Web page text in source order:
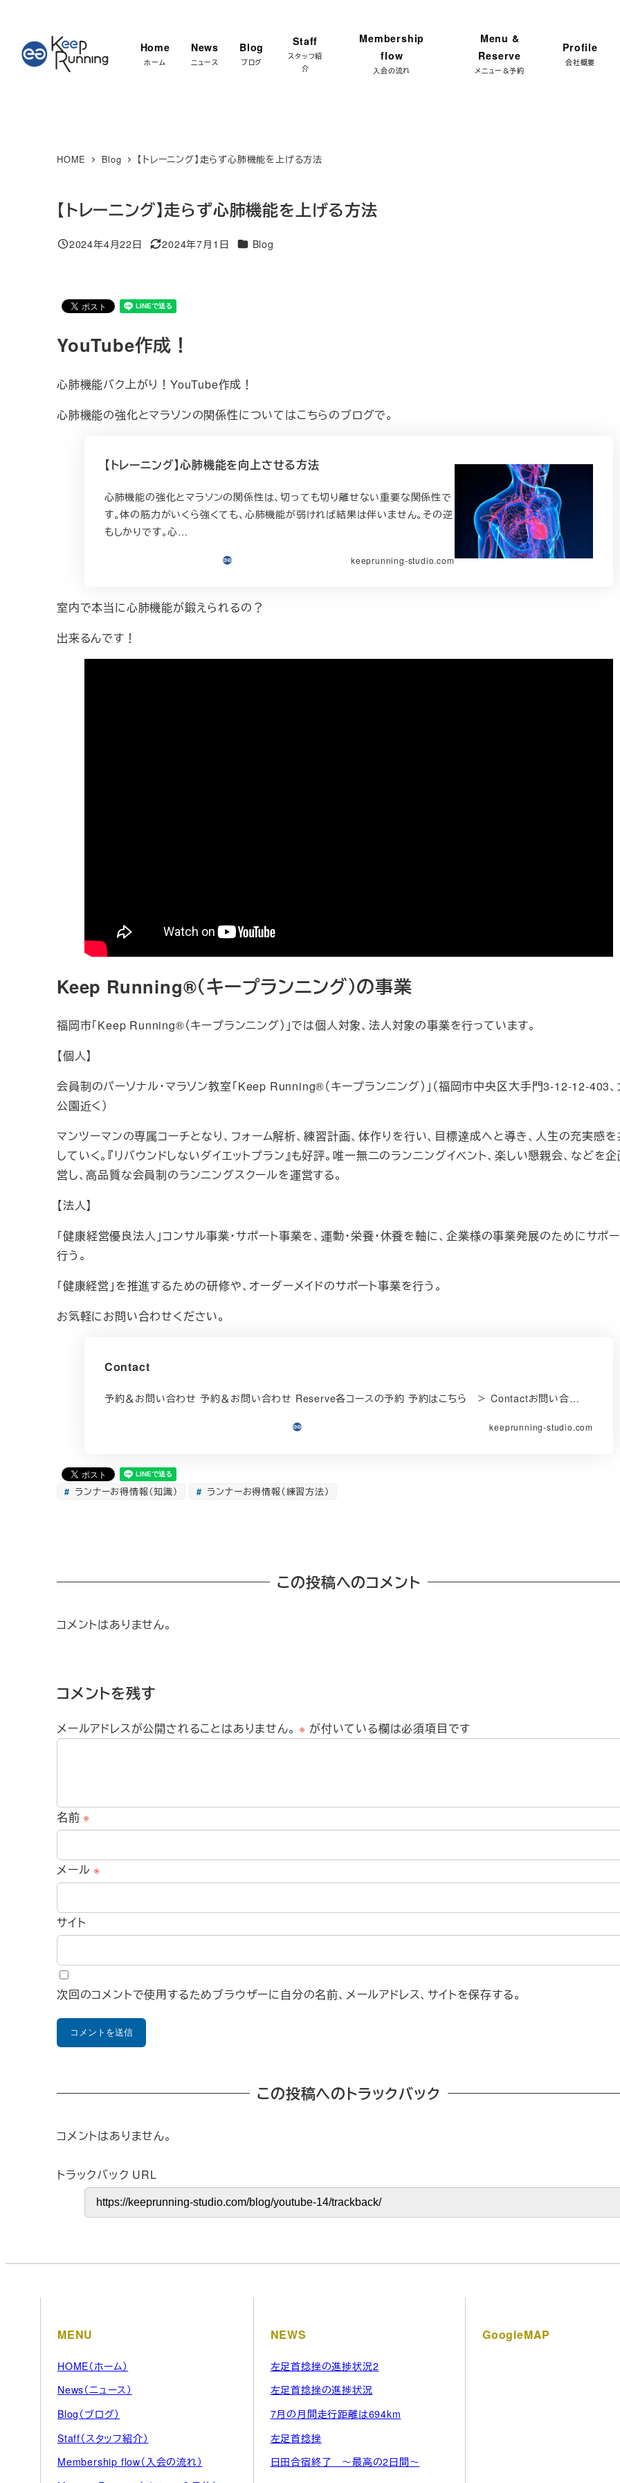
Home
ホーム
News
ニュース
Blog
ブログ
Staff
スタッフ紹
介
Membership
flow
入会の流れ
Menu &
Reserve
メニュー＆予約
Profile
会社概要
HOME Blog 【トレーニング】走らず心肺機能を上げる方法
【トレーニング】走らず心肺機能を上げる方法
投稿日
2024年4月22日
更新日
2024年7月1日 カテゴリー
Blog
YouTube作成！
心肺機能バク上がり！YouTube作成！
心肺機能の強化とマラソンの関係性についてはこちらのブログで。
【トレーニング】心肺機能を向上させる方法
心肺機能の強化とマラソンの関係性は、切っても切り離せない重要な関係性で
す。体の筋力がいくら強くても、心肺機能が弱ければ結果は伴いません。その逆
もしかりです。心…
keeprunning-studio.com
室内で本当に心肺機能が鍛えられるの？
出来るんです！
Keep Running®（キープランニング）の事業
福岡市「Keep Running®（キープランニング）」では個人対象、法人対象の事業を行っています。
【個人】
会員制のパーソナル・マラソン教室「Keep Running®（キープランニング）」（福岡市中央区大手門3-12-12-403
公園近く）
マンツーマンの専属コーチとなり、フォーム解析、練習計画、体作りを行い、目標達成へと導き、人生の充実感
していく。『リバウンドしないダイエットプラン』も好評。唯一無二のランニングイベント、楽しい懇親会、などを
営し、高品質な会員制のランニングスクールを運営する。
【法人】
「健康経営優良法人」コンサル事業・サポート事業を、運動・栄養・休養を軸に、企業様の事業発展のためにサポ
行う。
「健康経営」を推進するための研修や、オーダーメイドのサポート事業を行う。
お気軽にお問い合わせください。
Contact
予約＆お問い合わせ 予約＆お問い合わせ Reserve各コースの予約 予約はこちら ＞ Contactお問い合…
keeprunning-studio.com
ランナーお得情報（知識） ランナーお得情報（練習方法）
この投稿へのコメント
コメントはありません。
コメントを残す
メールアドレスが公開されることはありません。 ※ が付いている欄は必須項目です
名前※
メール※
サイト
次回のコメントで使用するためブラウザーに自分の名前、メールアドレス、サイトを保存する。
この投稿へのトラックバック
コメントはありません。
トラックバック URL
MENU
HOME（ホーム）
News（ニュース）
Blog（ブログ）
Staff（スタッフ紹介）
Membership flow（入会の流れ）
NEWS
左足首捻挫の進捗状況2
左足首捻挫の進捗状況
7月の月間走行距離は694km
左足首捻挫
日田合宿終了 ～最高の2日間～
GoogleMAP